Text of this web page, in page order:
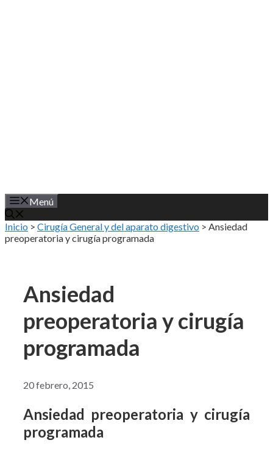
Menú
Inicio > Cirugía General y del aparato digestivo > Ansiedad
preoperatoria y cirugía programada
Ansiedad
preoperatoria y cirugía
programada
20 febrero, 2015
Ansiedad preoperatoria y cirugía
programada